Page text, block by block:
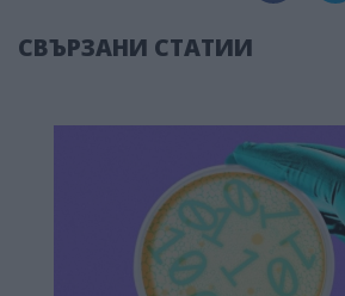
СВЪРЗАНИ СТАТИИ